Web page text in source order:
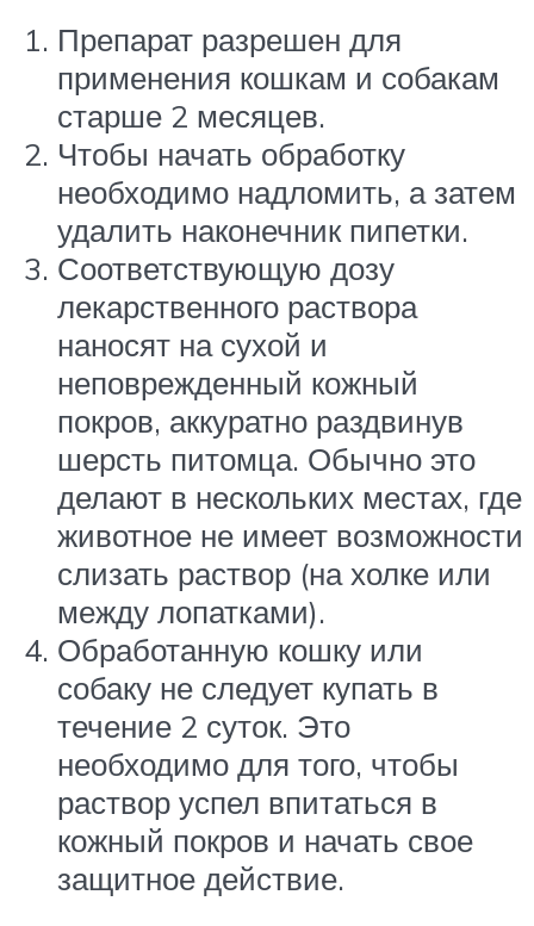
Препарат разрешен для
применения кошкам и собакам
старше 2 месяцев.
Чтобы начать обработку
необходимо надломить, а затем
удалить наконечник пипетки.
Соответствующую дозу
лекарственного раствора
наносят на сухой и
неповрежденный кожный
покров, аккуратно раздвинув
шерсть питомца. Обычно это
делают в нескольких местах, где
животное не имеет возможности
слизать раствор (на холке или
между лопатками).
Обработанную кошку или
собаку не следует купать в
течение 2 суток. Это
необходимо для того, чтобы
раствор успел впитаться в
кожный покров и начать свое
защитное действие.